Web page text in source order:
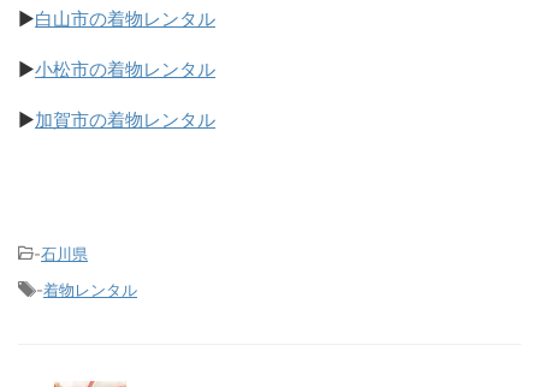
▶白山市の着物レンタル
▶小松市の着物レンタル
▶加賀市の着物レンタル
-石川県
-着物レンタル